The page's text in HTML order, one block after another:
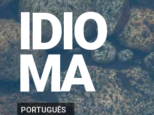
IDIO
MA
PORTUGUÊS